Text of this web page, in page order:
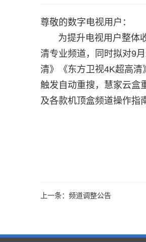
尊敬的数字电视用户：
为提升电视用户整体收
清专业频道，同时拟对9
清》《东方卫视4K超高
触发自动重搜，慧家云盒
及各款机顶盒频道操作指
上一条：频道调整公告